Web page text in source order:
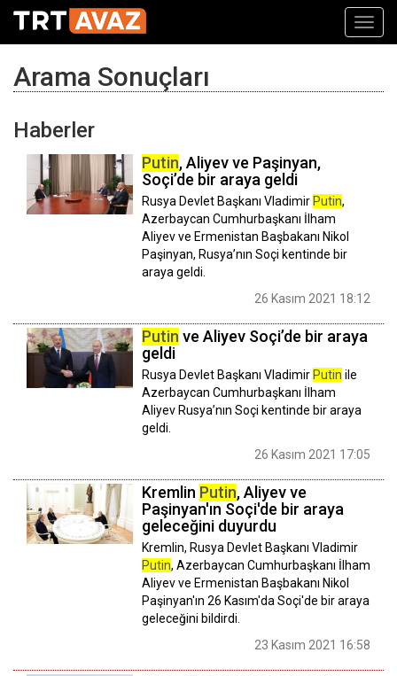
Arama Sonuçları
Haberler
Putin, Aliyev ve Paşinyan,
Soçi’de bir araya geldi
Rusya Devlet Başkanı Vladimir Putin,
Azerbaycan Cumhurbaşkanı İlham
Aliyev ve Ermenistan Başbakanı Nikol
Paşinyan, Rusya’nın Soçi kentinde bir
araya geldi.
26 Kasım 2021 18:12
Putin ve Aliyev Soçi’de bir araya
geldi
Rusya Devlet Başkanı Vladimir Putin ile
Azerbaycan Cumhurbaşkanı İlham
Aliyev Rusya’nın Soçi kentinde bir araya
geldi.
26 Kasım 2021 17:05
Kremlin Putin, Aliyev ve
Paşinyan'ın Soçi'de bir araya
geleceğini duyurdu
Kremlin, Rusya Devlet Başkanı Vladimir
Putin, Azerbaycan Cumhurbaşkanı İlham
Aliyev ve Ermenistan Başbakanı Nikol
Paşinyan'ın 26 Kasım'da Soçi'de bir araya
geleceğini bildirdi.
23 Kasım 2021 16:58